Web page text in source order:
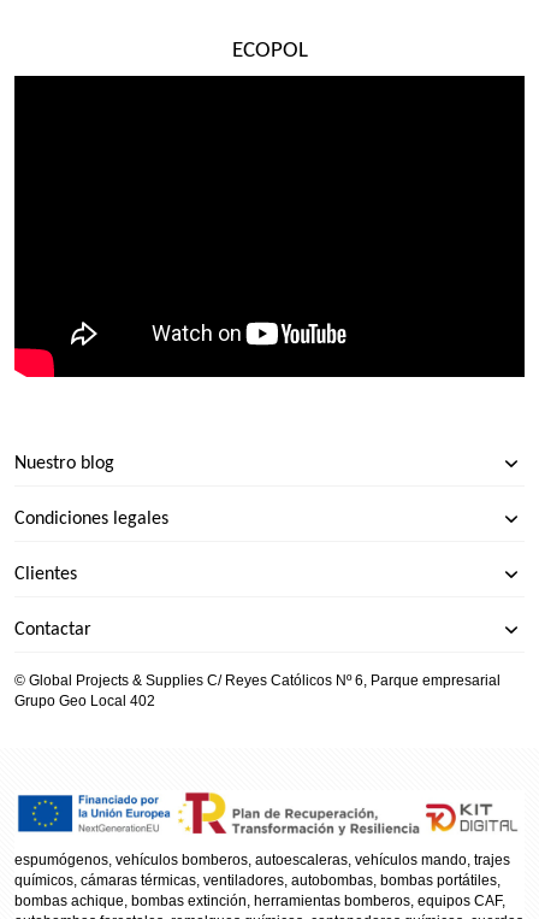
ECOPOL
Nuestro blog
Condiciones legales
Clientes
Contactar
© Global Projects & Supplies C/ Reyes Católicos Nº 6, Parque empresarial
Grupo Geo Local 402
espumógenos, vehículos bomberos, autoescaleras, vehículos mando, trajes
químicos, cámaras térmicas, ventiladores, autobombas, bombas portátiles,
bombas achique, bombas extinción, herramientas bomberos, equipos CAF,